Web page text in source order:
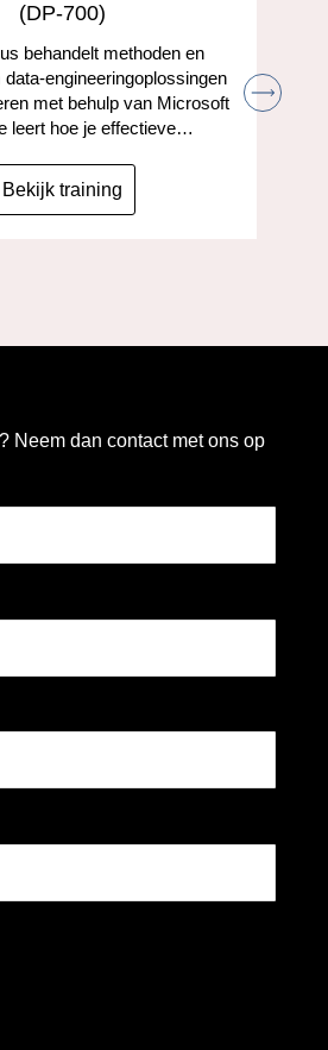
(DP-700)
behandelt methoden en
engineeringoplossingen
met behulp van Microsoft
leert hoe je effectieve…
Bekijk training
Neem dan contact met ons op